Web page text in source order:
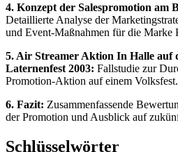
4. Konzept der Salespromotion am
Detaillierte Analyse der
und Event-Maßnahmen für die Marke
5. Air Streamer Aktion In Halle auf
Laternenfest 2003: Fallstudie zur
Promotion-Aktion auf einem Volksfest.
6. Fazit: Zusammenfassende
der Promotion und Ausblick auf
Schlüsselwörter